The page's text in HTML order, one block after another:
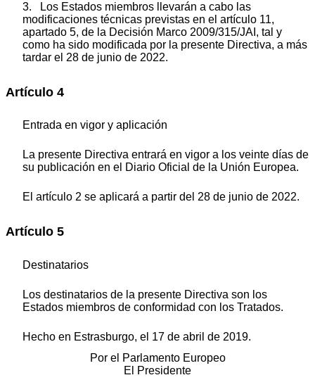
3. Los Estados miembros llevarán a cabo las
modificaciones técnicas previstas en el artículo 11,
apartado 5, de la Decisión Marco 2009/315/JAI, tal y
como ha sido modificada por la presente Directiva, a más
tardar el 28 de junio de 2022.
Artículo 4
Entrada en vigor y aplicación
La presente Directiva entrará en vigor a los veinte días de
su publicación en el Diario Oficial de la Unión Europea.
El artículo 2 se aplicará a partir del 28 de junio de 2022.
Artículo 5
Destinatarios
Los destinatarios de la presente Directiva son los
Estados miembros de conformidad con los Tratados.
Hecho en Estrasburgo, el 17 de abril de 2019.
Por el Parlamento Europeo
El Presidente